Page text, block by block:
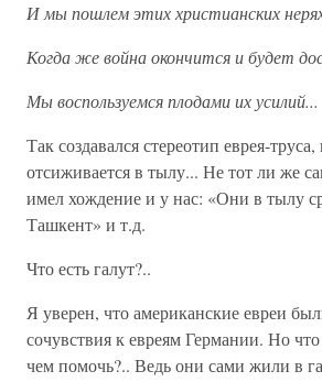
И мы пошлем этих христианских
Когда же война окончится и будет
Мы воспользуемся плодами их усилий...
Так создавался стереотип еврея-
отсиживается в тылу... Не тот ли же
имел хождение и у нас: «Они в тылу
Ташкент» и т.д.
Что есть галут?..
Я уверен, что американские евреи
сочувствия к евреям Германии. Но
чем помочь?.. Ведь они сами жили в